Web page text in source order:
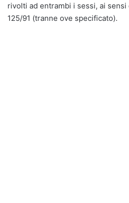
rivolti ad entrambi i sessi, ai
125/91 (tranne ove specificato).